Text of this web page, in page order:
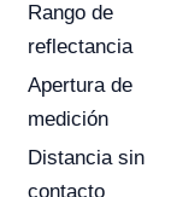
Rango de
reflectancia
Apertura de
medición
Distancia sin
contacto